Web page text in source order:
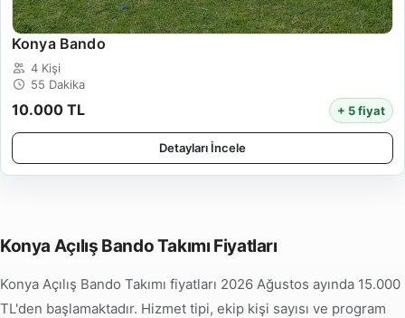
Konya Bando
4 Kişi
55 Dakika
10.000 TL + 5 fiyat
Detayları İncele
Konya Açılış Bando Takımı Fiyatları
Konya Açılış Bando Takımı fiyatları 2026 Ağustos ayında 15.000
TL'den başlamaktadır. Hizmet tipi, ekip kişi sayısı ve program